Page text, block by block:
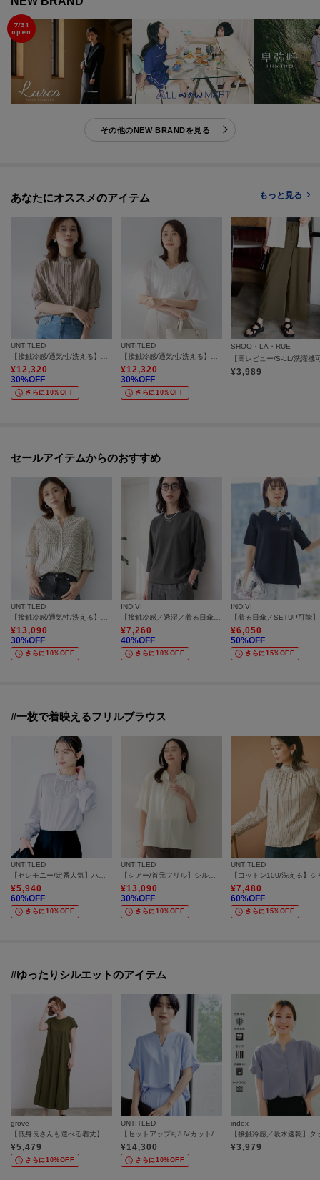
7/31
open
その他のNEW BRANDを見る
あなたにオススメのアイテム もっと見る
UNTITLED
【接触冷感/通気性/洗える】スタンドカラーフリルブラウス
¥12,320
30%OFF
さらに10%OFF
UNTITLED
【接触冷感/通気性/洗える】Vネックフリルブラウス
¥12,320
30%OFF
さらに10%OFF
SHOO・LA・RUE
¥3,989
セールアイテムからのおすすめ
UNTITLED
¥13,090
30%OFF
さらに10%OFF
INDIVI
¥7,260
40%OFF
さらに10%OFF
INDIVI
¥6,050
50%OFF
さらに15%OFF
#一枚で着映えるフリルブラウス
UNTITLED
【セレモニー/定番人気】ハイネックフリル ブラウス
¥5,940
60%OFF
さらに10%OFF
UNTITLED
【シアー/首元フリル】シルキーシフォンブラウス
¥13,090
30%OFF
さらに10%OFF
UNTITLED
¥7,480
60%OFF
さらに15%OFF
#ゆったりシルエットのアイテム
grove
¥5,479
さらに10%OFF
UNTITLED
¥14,300
さらに10%OFF
index
¥3,979